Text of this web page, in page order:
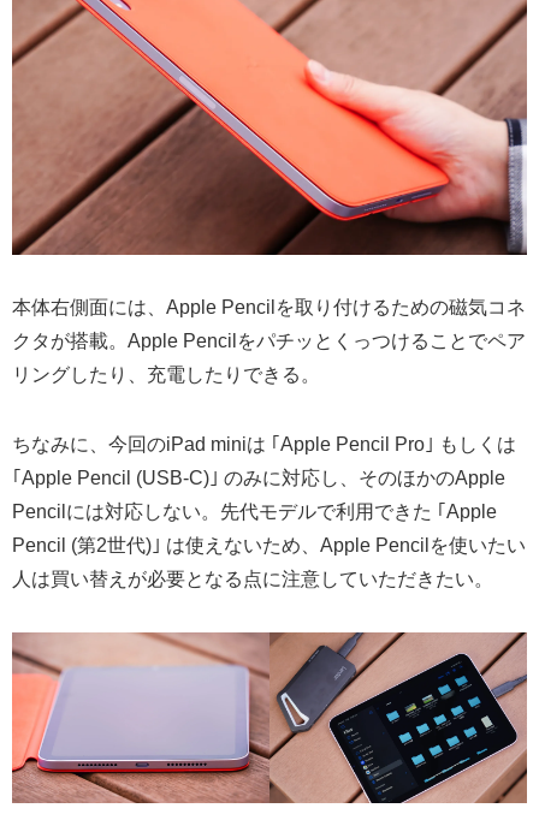
本体右側面には、Apple Pencilを取り付けるための磁気コネ
クタが搭載。Apple Pencilをパチッとくっつけることでペア
リングしたり、充電したりできる。
ちなみに、今回のiPad miniは ｢Apple Pencil Pro｣ もしくは
｢Apple Pencil (USB-C)｣ のみに対応し、そのほかのApple
Pencilには対応しない。先代モデルで利用できた ｢Apple
Pencil (第2世代)｣ は使えないため、Apple Pencilを使いたい
人は買い替えが必要となる点に注意していただきたい。